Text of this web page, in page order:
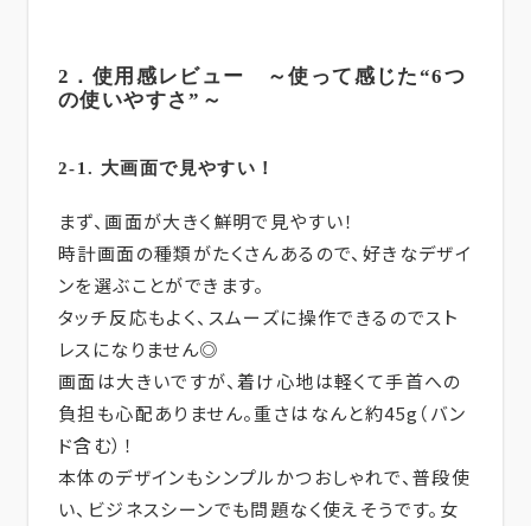
2．使用感レビュー ～使って感じた“6つ
の使いやすさ”～
2-1. 大画面で見やすい！
まず、画面が大きく鮮明で見やすい！
時計画面の種類がたくさんあるので、好きなデザイ
ンを選ぶことができます。
タッチ反応もよく、スムーズに操作できるのでスト
レスになりません◎
画面は大きいですが、着け心地は軽くて手首への
負担も心配ありません。重さはなんと約45g（バン
ド含む）！
本体のデザインもシンプルかつおしゃれで、普段使
い、ビジネスシーンでも問題なく使えそうです。女